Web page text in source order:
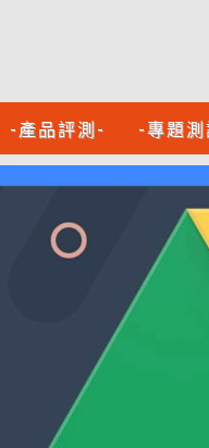
-產品評測- -專題